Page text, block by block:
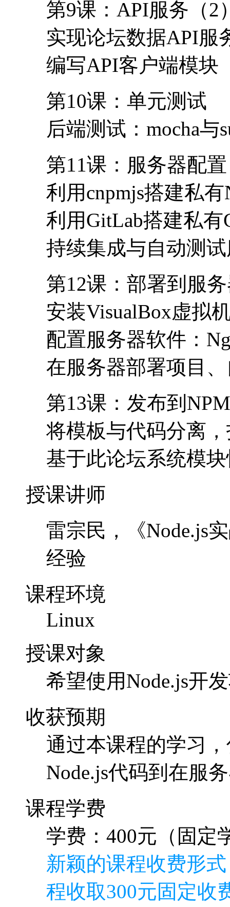
第9课：API服务（2
实现论坛数据API服
编写API客户端模块
第10课：单元测试
后端测试：mocha与
第11课：服务器配置
利用cnpmjs搭建私
利用GitLab搭建私有
持续集成与自动测
第12课：部署到服
安装VisualBox虚拟
配置服务器软件：
在服务器部署项目
第13课：发布到
将模板与代码分离
基于此论坛系统模
授课讲师
雷宗民，《Node.js
经验
课程环境
Linux
授课对象
希望使用Node.js开
收获预期
通过本课程的学习
Node.js代码到在服
课程学费
学费：400元（固定
新颖的课程收费形
程收取300元固定收